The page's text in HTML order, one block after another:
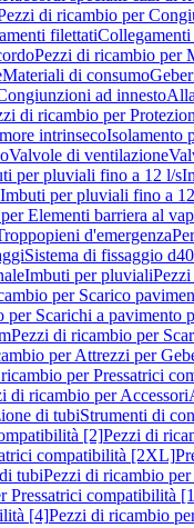
di ricambio per
filettati
Pezzi di ricambio per
Materiali di consumo
ad innesto
di ricambio per
intrinsecoIsolamento
Valvole di ventilazione
per pluviali fino a 12 l/s
Imbuti per pluviali fino a
Elementi barriera al
d'emergenza
Sistema di fissaggio
Imbuti per pluviali
per Scarico
per Scarichi a pavimento
Pezzi di ricambio per
per Attrezzi per
per Pressatrici
di ricambio per Accessori
di tubiStrumenti di
[2]Pezzi di
compatibilità [2XL]
tubiPezzi di ricambio
Pressatrici compatibilità
[4]Pezzi di ricambio